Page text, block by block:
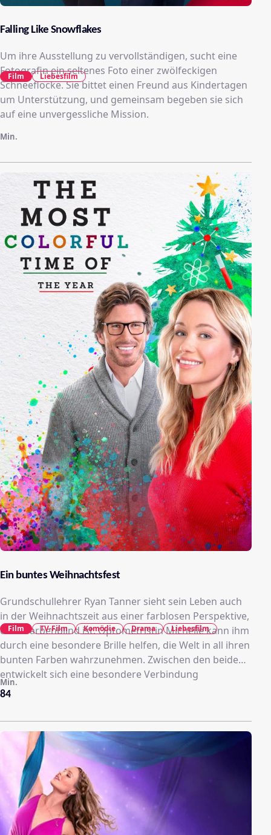
Falling Like Snowflakes
Um ihre Ausstellung zu vervollständigen, sucht eine
Fotografin ein seltenes Foto einer zwölfeckigen
Schneeflocke. Sie bittet einen Freund aus Kindertagen
um Unterstützung, und gemeinsam begeben sie sich
auf eine unvergessliche Mission.
Min.
Film Liebesfilm
Ein buntes Weihnachtsfest
Grundschullehrer Ryan Tanner sieht sein Leben auch
in der Weihnachtszeit aus einer farblosen Perspektive,
da er farbenblind ist. Optometristin Michelle kann ihm
durch eine besondere Brille helfen, die Welt in all ihren
bunten Farben wahrzunehmen. Zwischen den beiden
entwickelt sich eine besondere Verbindung
84
Min.
Film TV-Film Komödie Drama Liebesfilm